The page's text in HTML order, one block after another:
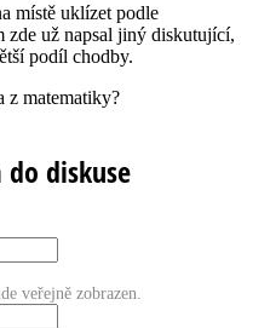
místě uklízet podle
už napsal jiný diskutující,
podíl chodby.
z matematiky?
diskuse
veřejně zobrazen.